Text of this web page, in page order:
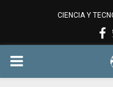
CIENCIA Y
PRIMARY